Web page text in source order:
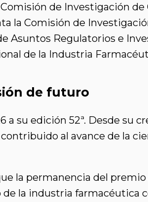
de Investigación de
la Comisión de
Asuntos Regulatorios e
de la Industria
de futuro
a su edición 52ª. Desde su
al avance de la
la permanencia del
de la industria